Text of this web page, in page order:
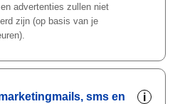
advertenties zullen niet
zijn (op basis van je
sms en
i